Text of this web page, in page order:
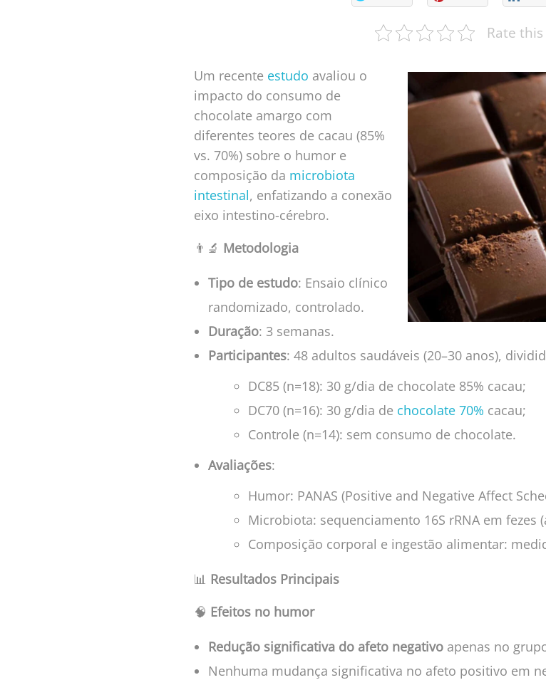
Rate
Um recente estudo avaliou o
impacto do consumo de
chocolate amargo com
diferentes teores de cacau (85%
vs. 70%) sobre o humor e
composição da microbiota
intestinal, enfatizando a conexão
eixo intestino-cérebro.
👨‍🔬 Metodologia
Tipo de estudo: Ensaio clínico
randomizado, controlado.
Duração: 3 semanas.
Participantes: 48 adultos saudáveis (20–30 anos),
DC85 (n=18): 30 g/dia de chocolate 85% cacau;
DC70 (n=16): 30 g/dia de chocolate 70% cacau;
Controle (n=14): sem consumo de chocolate.
Avaliações:
Humor: PANAS (Positive and Negative Affect
Microbiota: sequenciamento 16S rRNA em fezes
Composição corporal e ingestão alimentar:
📊 Resultados Principais
🧠 Efeitos no humor
Redução significativa do afeto negativoapenas no
Nenhuma mudança significativa no afeto positivo em